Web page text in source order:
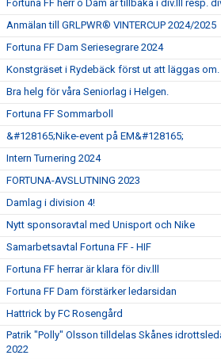
Fortuna FF herr o Dam är tillbaka i div.III resp.
Anmälan till GRLPWR® VINTERCUP 2024/2025
Fortuna FF Dam Seriesegrare 2024
Konstgräset i Rydebäck först ut att läggas om.
Bra helg för våra Seniorlag i Helgen.
Fortuna FF Sommarboll
&#128165;Nike-event på EM&#128165;
Intern Turnering 2024
FORTUNA-AVSLUTNING 2023
Damlag i division 4!
Nytt sponsoravtal med Unisport och Nike
Samarbetsavtal Fortuna FF - HIF
Fortuna FF herrar är klara för div.lll
Fortuna FF Dam förstärker ledarsidan
Hattrick by FC Rosengård
Patrik "Polly" Olsson tilldelas Skånes
2022